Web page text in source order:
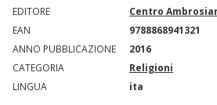
EDITORE
Centro
EAN
9788868941321
ANNO PUBBLICAZIONE
2016
CATEGORIA
Religioni
LINGUA
ita